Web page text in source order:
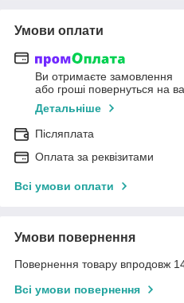
Умови оплати
Ви отримаєте замовлення
або гроші повернуться на
Детальніше
Післяплата
Оплата за реквізитами
Всі умови оплати
Умови повернення
Повернення товару впродовж
Всі умови повернення